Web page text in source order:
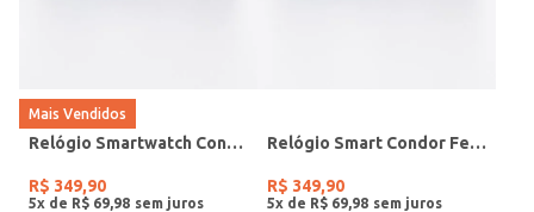
Mais Vendidos
Relógio Smartwatch Condor PRETO
R$ 349,90
5x de R$ 69 98
Relógio Smart Condor Feminino ROSE
R$ 349,90
5x de R$ 69 98